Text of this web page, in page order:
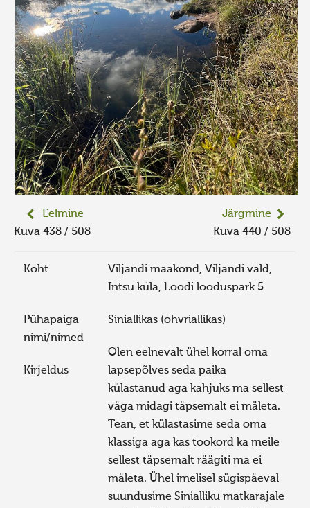
Eelmine
Kuva 438 / 508
Järgmine
Kuva 440 / 508
Koht
Viljandi maakond, Viljandi vald,
Intsu küla, Loodi looduspark 5
Pühapaiga
nimi/nimed
Siniallikas (ohvriallikas)
Kirjeldus
Olen eelnevalt ühel korral oma
lapsepõlves seda paika
külastanud aga kahjuks ma sellest
väga midagi täpsemalt ei mäleta.
Tean, et külastasime seda oma
klassiga aga kas tookord ka meile
sellest täpsemalt räägiti ma ei
mäleta. Ühel imelisel sügispäeval
suundusime Sinialliku matkarajale